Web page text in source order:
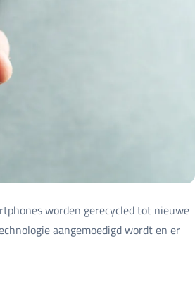
worden gerecycled tot nieuwe
aangemoedigd wordt en er